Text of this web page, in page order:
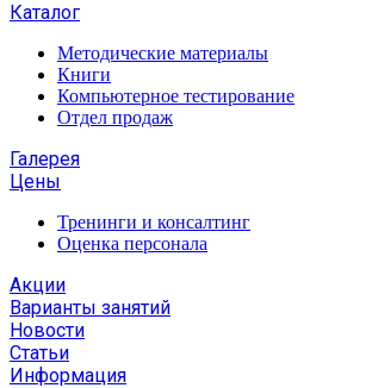
Каталог
Методические материалы
Книги
Компьютерное тестирование
Отдел продаж
Галерея
Цены
Тренинги и консалтинг
Оценка персонала
Акции
Варианты занятий
Новости
Статьи
Информация